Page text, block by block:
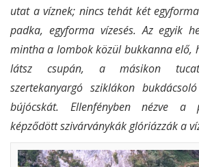
utat a víznek; nincs tehát két
padka, egyforma vízesés. Az egyik
mintha a lombok közül bukkanna elő,
látsz csupán, a másikon
szertekanyargó sziklákon
bújócskát. Ellenfényben nézve a
képződött szivárványkák glóriázzák a